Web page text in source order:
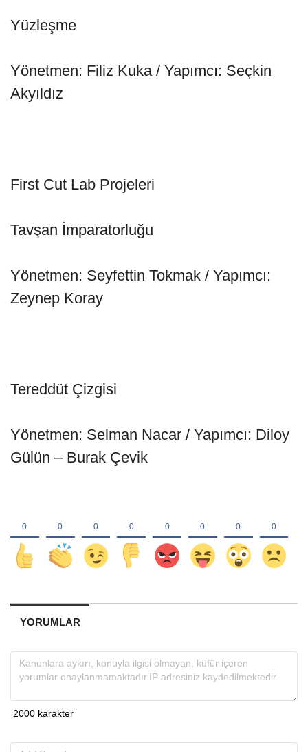
Yüzleşme
Yönetmen: Filiz Kuka / Yapımcı: Seçkin
Akyıldız
First Cut Lab Projeleri
Tavşan İmparatorluğu
Yönetmen: Seyfettin Tokmak / Yapımcı:
Zeynep Koray
Tereddüt Çizgisi
Yönetmen: Selman Nacar / Yapımcı: Diloy
Gülün – Burak Çevik
YORUMLAR